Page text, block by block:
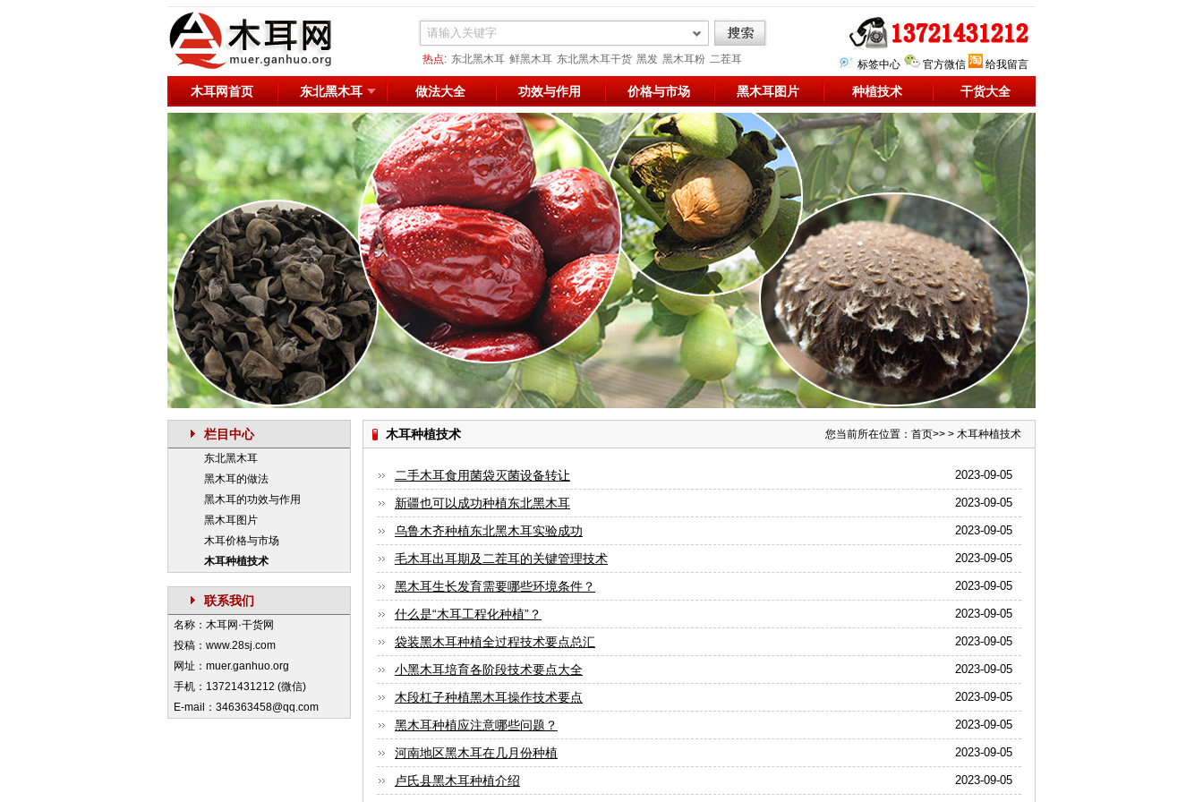
热点: 东北黑木耳 鲜黑木耳 东北黑木耳干货 黑发 黑木耳粉 二茬耳
网络黑木耳 减肥 凉拌
标签中心 官方微信 给我留言
木耳网首页 东北黑木耳 做法大全 功效与作用 价格与市场 黑木耳图片 种植技术 干货大全
栏目中心
东北黑木耳
黑木耳的做法
黑木耳的功效与作用
黑木耳图片
木耳价格与市场
木耳种植技术
联系我们
名称：木耳网·干货网
投稿：www.28sj.com
网址：muer.ganhuo.org
手机：13721431212 (微信)
E-mail：346363458@qq.com
木耳种植技术 您当前所在位置： 首页>> > 木耳种植技术
2023-09-05
二手木耳食用菌袋灭菌设备转让
2023-09-05
新疆也可以成功种植东北黑木耳
2023-09-05
乌鲁木齐种植东北黑木耳实验成功
2023-09-05
毛木耳出耳期及二茬耳的关键管理技术
2023-09-05
黑木耳生长发育需要哪些环境条件？
2023-09-05
什么是“木耳工程化种植”？
2023-09-05
袋装黑木耳种植全过程技术要点总汇
2023-09-05
小黑木耳培育各阶段技术要点大全
2023-09-05
木段杠子种植黑木耳操作技术要点
2023-09-05
黑木耳种植应注意哪些问题？
2023-09-05
河南地区黑木耳在几月份种植
2023-09-05
卢氏县黑木耳种植介绍